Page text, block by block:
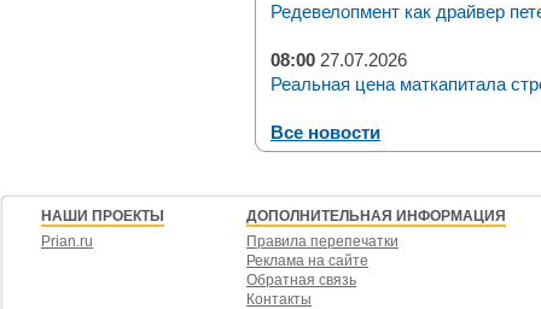
Редевелопмент как драйвер
08:00 27.07.2026
Реальная цена маткапитала
Все новости
НАШИ ПРОЕКТЫ
Prian.ru
ДОПОЛНИТЕЛЬНАЯ ИНФОРМАЦИЯ
Правила перепечатки
Реклама на сайте
Обратная связь
Контакты